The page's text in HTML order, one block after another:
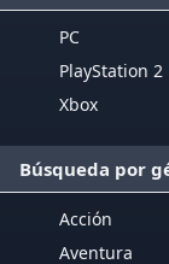
PC
PlayStation 2
Xbox
Búsqueda por
Acción
Aventura